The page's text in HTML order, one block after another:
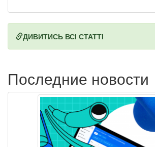
ДИВИТИСЬ ВСІ СТАТТІ
Последние новости